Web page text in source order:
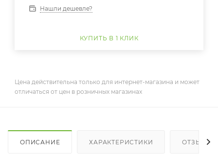
Нашли дешевле?
КУПИТЬ В 1 КЛИК
Цена действительна только для интернет-магазина и может
отличаться от цен в розничных магазинах
ОПИСАНИЕ ХАРАКТЕРИСТИКИ ОТЗЫВЫ